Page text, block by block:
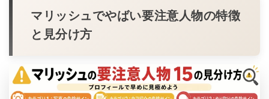
マリッシュでやばい要注意人物の特徴
と見分け方